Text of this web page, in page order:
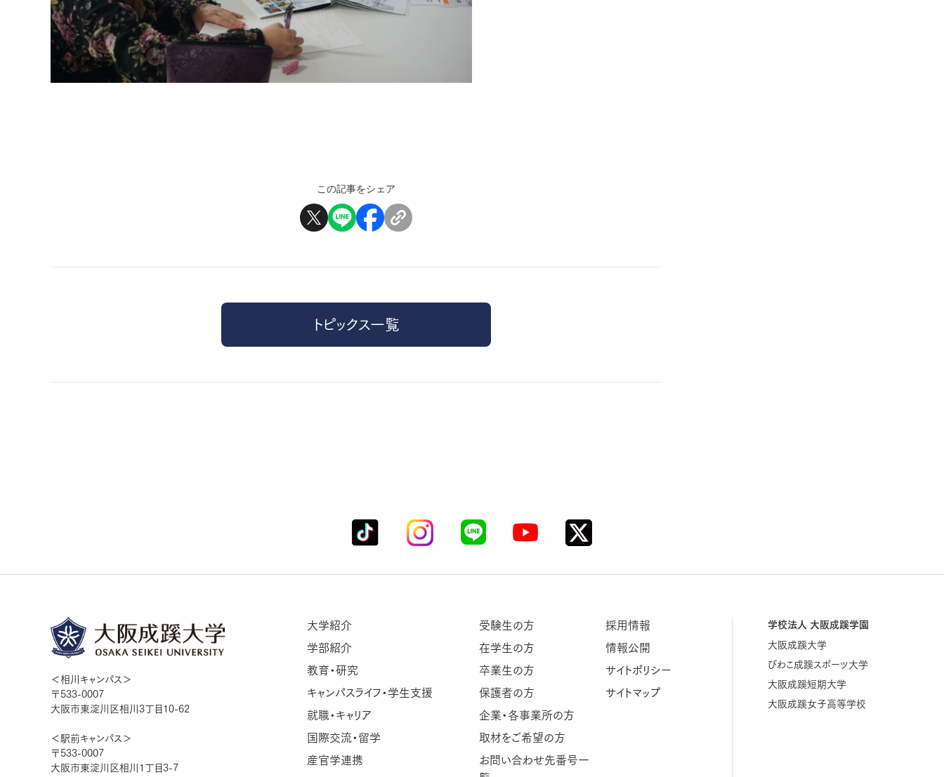
この記事をシェア
トピックス一覧
＜相川キャンパス＞
〒533-0007
大阪市東淀川区相川3丁目10-62
＜駅前キャンパス＞
〒533-0007
大阪市東淀川区相川1丁目3-7
大学紹介
学部紹介
教育・研究
キャンパスライフ・学生支援
就職・キャリア
国際交流・留学
産官学連携
受験生の方
在学生の方
卒業生の方
保護者の方
企業・各事業所の方
取材をご希望の方
お問い合わせ先番号一
採用情報
情報公開
サイトポリシー
サイトマップ
学校法人 大阪成蹊学園
大阪成蹊大学
びわこ成蹊スポーツ大学
大阪成蹊短期大学
大阪成蹊女子高等学校